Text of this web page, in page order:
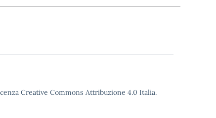
Creative Commons Attribuzione 4.0 Italia.